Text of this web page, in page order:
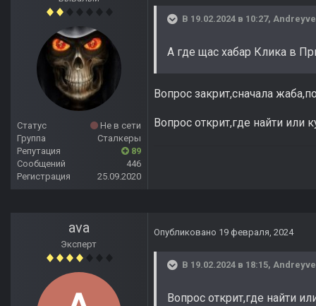
Статус
Не в сети
Группа
Сталкеры
Репутация
89
Сообщений
446
Регистрация
25.09.2020
В 19.02.2024 в 10:27,
А где щас хабар Клика в
Вопрос закрит,сначала
Вопрос открит,где найти или
ava
Эксперт
Опубликовано 19 февраля, 2024
В 19.02.2024 в 18:15,
Вопрос открит,где найти